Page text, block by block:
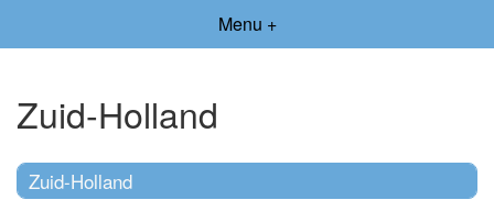
Menu +
Zuid-Holland
Zuid-Holland